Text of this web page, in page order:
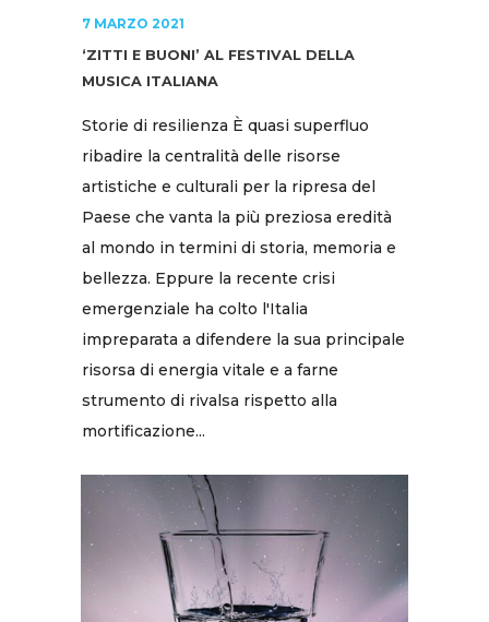
7 MARZO 2021
‘ZITTI E BUONI’ AL FESTIVAL DELLA
MUSICA ITALIANA
Storie di resilienza È quasi superfluo
ribadire la centralità delle risorse
artistiche e culturali per la ripresa del
Paese che vanta la più preziosa eredità
al mondo in termini di storia, memoria e
bellezza. Eppure la recente crisi
emergenziale ha colto l'Italia
impreparata a difendere la sua principale
risorsa di energia vitale e a farne
strumento di rivalsa rispetto alla
mortificazione...